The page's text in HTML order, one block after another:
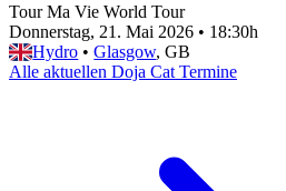
Tour Ma Vie World Tour
Donnerstag, 21. Mai 2026 • 18:30h
Hydro • Glasgow, GB
Alle aktuellen Doja Cat Termine